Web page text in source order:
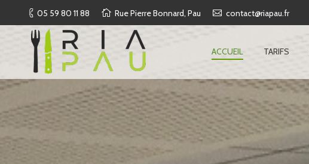
05 59 80 11 88 Rue Pierre Bonnard, Pau contact@riapau.fr
ACCUEIL TARIFS